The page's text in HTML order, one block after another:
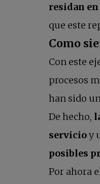
residan
que este
Como
Con este
procesos
han sido
De hecho,
servicioy
posibles
Por ahora